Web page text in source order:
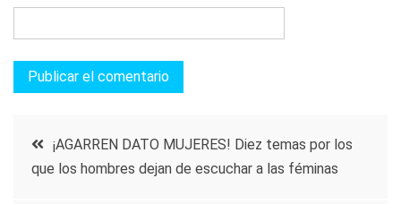
Navegación
de
¡AGARREN DATO MUJERES! Diez temas por los
que los hombres dejan de escuchar a las féminas